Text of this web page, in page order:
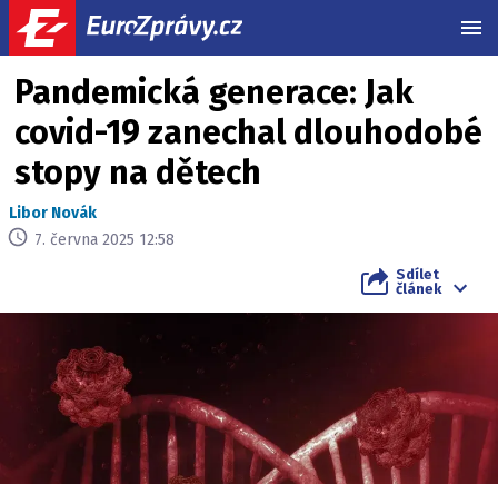
Pandemická generace: Jak
covid-19 zanechal dlouhodobé
stopy na dětech
Libor Novák
7. června 2025 12:58
Sdílet
článek